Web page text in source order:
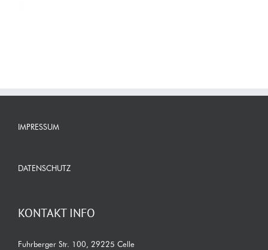
IMPRESSUM
DATENSCHUTZ
KONTAKT INFO
Fuhrberger Str. 100, 29225 Celle